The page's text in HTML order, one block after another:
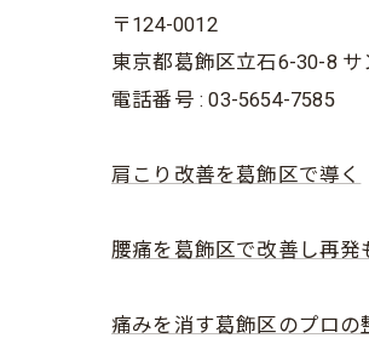
〒124-0012
東京都葛飾区立石6-30-8 サ
電話番号 : 03-5654-7585
肩こり改善を葛飾区で導く
腰痛を葛飾区で改善し再発
痛みを消す葛飾区のプロの